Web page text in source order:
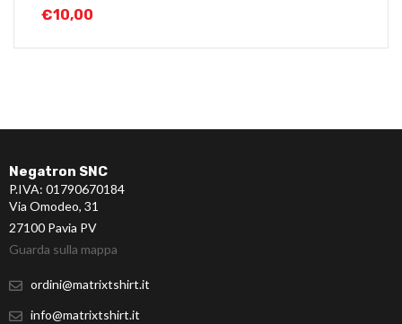
€10,00
Negatron SNC
P.IVA: 01790670184
Via Omodeo, 31
27100 Pavia PV
Guarda sulla mappa
ordini@matrixtshirt.it
info@matrixtshirt.it